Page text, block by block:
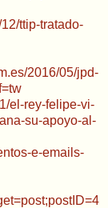
ttip-tratado-
2016/05/jpd-
el-rey-felipe-vi-
su-apoyo-al-
e-emails-